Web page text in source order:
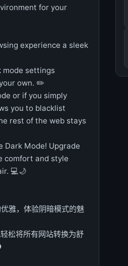
for your
experience a sleek
settings
own. ✏️
or if you simply
you to blacklist
rest of the web stays
Dark Mode! Upgrade
comfort and style
💻🌙
雅，体验阴暗模式的魅
松将所有网站转换为舒